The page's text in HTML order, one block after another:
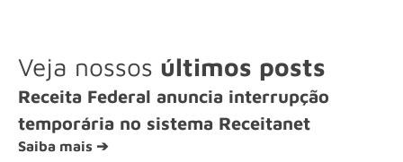
Veja nossos últimos posts
Receita Federal anuncia interrupção
temporária no sistema Receitanet
Saiba mais ➔